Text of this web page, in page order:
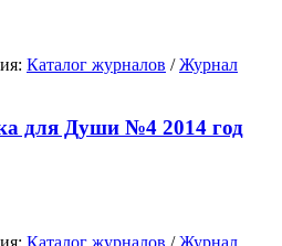
Каталог журналов /Журнал
для Души №4 2014 год